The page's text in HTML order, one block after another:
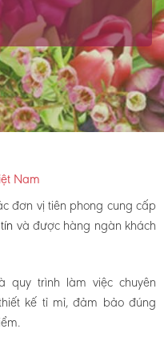
Nam
đơn vị tiên phong cung cấp
và được hàng ngàn khách
trình làm việc chuyên
kế tỉ mỉ, đảm bảo đúng